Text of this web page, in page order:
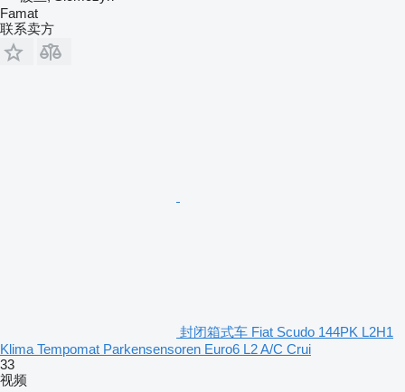
Famat
联系卖方
封闭箱式车 Fiat Scudo 144PK L2H1
Klima Tempomat Parkensensoren Euro6 L2 A/C Crui
33
视频